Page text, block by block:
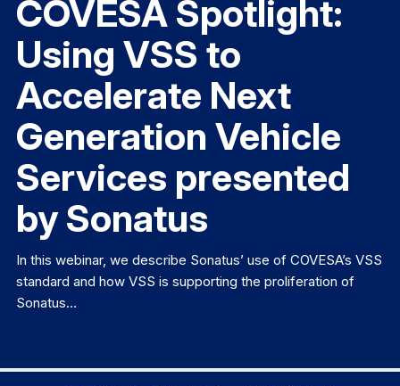
COVESA Spotlight:
Using VSS to
Accelerate Next
Generation Vehicle
Services presented
by Sonatus
In this webinar, we describe Sonatus’ use of COVESA’s VSS
standard and how VSS is supporting the proliferation of
Sonatus…